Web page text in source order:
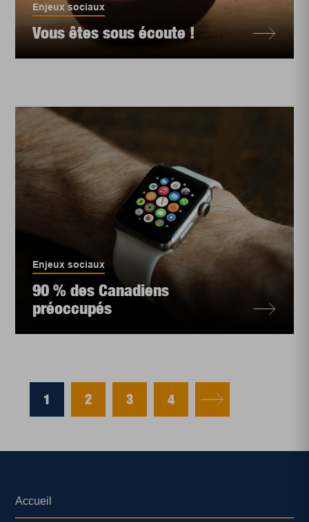
Enjeux sociaux
Vous êtes sous écoute !
Enjeux sociaux
90 % des Canadiens
préoccupés
1 2 3 4
Accueil